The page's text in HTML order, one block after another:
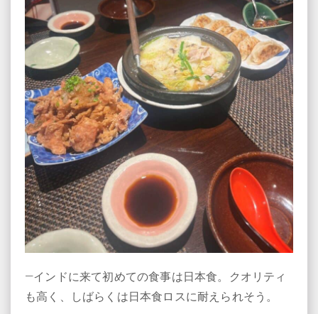
―インドに来て初めての食事は日本食。クオリティ
も高く、しばらくは日本食ロスに耐えられそう。